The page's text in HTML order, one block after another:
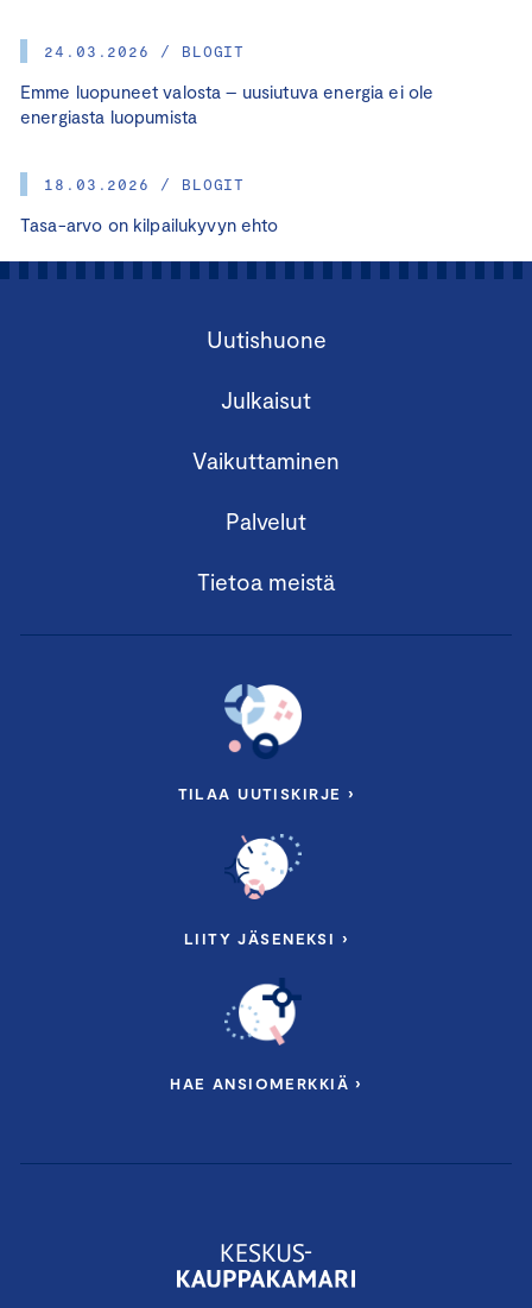
24.03.2026 / BLOGIT
Emme luopuneet valosta – uusiutuva energia ei ole
energiasta luopumista
18.03.2026 / BLOGIT
Tasa-arvo on kilpailukyvyn ehto
Uutishuone
Julkaisut
Vaikuttaminen
Palvelut
Tietoa meistä
TILAA UUTISKIRJE ›
LIITY JÄSENEKSI ›
HAE ANSIOMERKKIÄ ›